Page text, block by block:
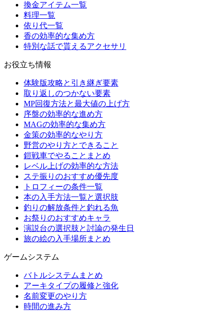
換金アイテム一覧
料理一覧
依り代一覧
香の効率的な集め方
特別な話で貰えるアクセサリ
お役立ち情報
体験版攻略と引き継ぎ要素
取り返しのつかない要素
MP回復方法と最大値の上げ方
序盤の効率的な進め方
MAGの効率的な集め方
金策の効率的なやり方
野営のやり方とできること
鎧戦車でやることまとめ
レベル上げの効率的な方法
ステ振りのおすすめ優先度
トロフィーの条件一覧
本の入手方法一覧と選択肢
釣りの解放条件と釣れる魚
お祭りのおすすめキャラ
演説台の選択肢と討論の発生日
旅の絵の入手場所まとめ
ゲームシステム
バトルシステムまとめ
アーキタイプの履修と強化
名前変更のやり方
時間の進み方